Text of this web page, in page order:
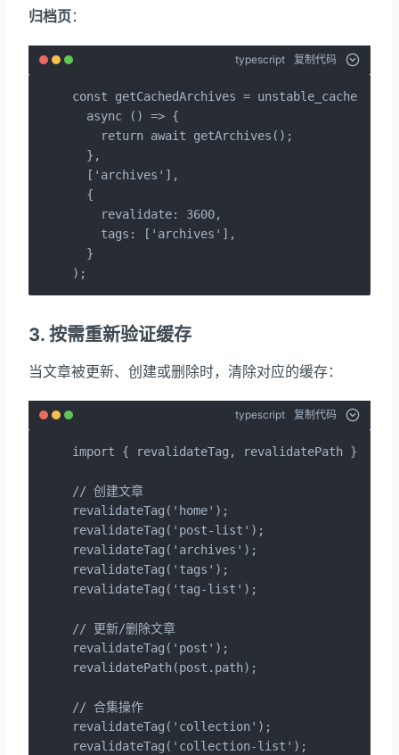
归档页：
typescript 复制代码
const getCachedArchives = unstable_cache(
  async () => {
    return await getArchives();
  },
  ['archives'],
  {
    revalidate: 3600,
    tags: ['archives'],
  }
);
3. 按需重新验证缓存
当文章被更新、创建或删除时，清除对应的缓存：
typescript 复制代码
import { revalidateTag, revalidatePath }
// 创建文章
revalidateTag('home');
revalidateTag('post-list');
revalidateTag('archives');
revalidateTag('tags');
revalidateTag('tag-list');
// 更新/删除文章
revalidateTag('post');
revalidatePath(post.path);
// 合集操作
revalidateTag('collection');
revalidateTag('collection-list');